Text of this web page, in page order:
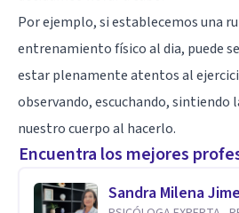
Por ejemplo, si establecemos una
entrenamiento físico al dia, puede
estar plenamente atentos al
observando, escuchando, sintiendo
nuestro cuerpo al hacerlo.
Encuentra los mejores
Sandra Milena